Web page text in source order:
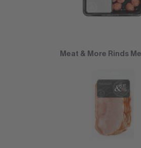
Meat & More Rinds